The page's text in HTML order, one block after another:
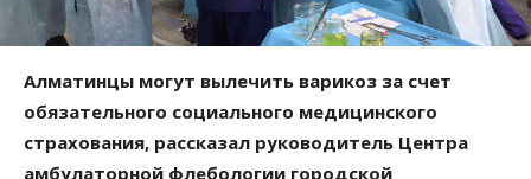
Алматинцы могут вылечить варикоз за счет
обязательного социального медицинского
страхования, рассказал руководитель Центра
амбулаторной флебологии городской